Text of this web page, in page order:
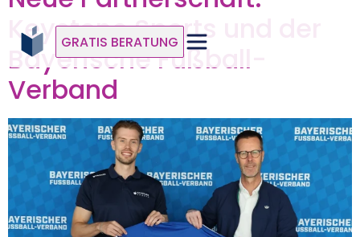
GRATIS BERATUNG
Keystone Sports und der
Bayerische Fußball-
Verband